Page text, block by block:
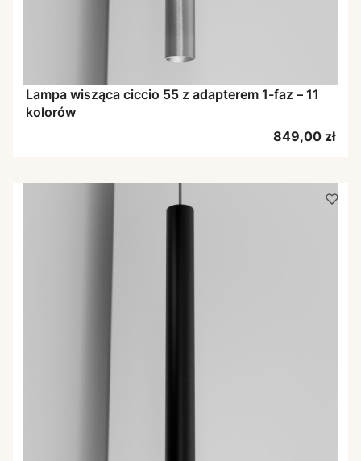
Lampa wisząca ciccio 55 z adapterem 1-faz – 11
kolorów
Cena
849,00 zł